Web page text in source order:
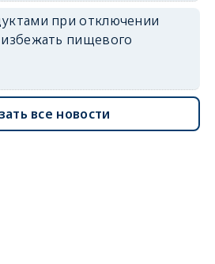
при отключении
пищевого
все новости